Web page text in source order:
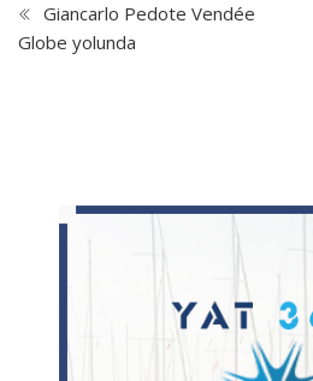
Giancarlo Pedote Vendée
Globe yolunda